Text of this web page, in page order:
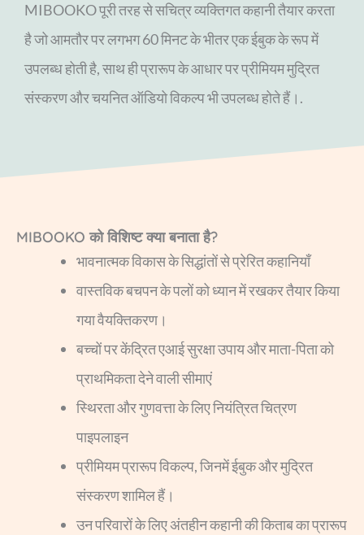
MIBOOKO पूरी तरह से सचित्र व्यक्तिगत कहानी तैयार करता
है जो आमतौर पर लगभग 60 मिनट के भीतर एक ईबुक के रूप में
उपलब्ध होती है, साथ ही प्रारूप के आधार पर प्रीमियम मुद्रित
संस्करण और चयनित ऑडियो विकल्प भी उपलब्ध होते हैं।.
MIBOOKO को विशिष्ट क्या बनाता है?
भावनात्मक विकास के सिद्धांतों से प्रेरित कहानियाँ
वास्तविक बचपन के पलों को ध्यान में रखकर तैयार किया
गया वैयक्तिकरण।
बच्चों पर केंद्रित एआई सुरक्षा उपाय और माता-पिता को
प्राथमिकता देने वाली सीमाएं
स्थिरता और गुणवत्ता के लिए नियंत्रित चित्रण
पाइपलाइन
प्रीमियम प्रारूप विकल्प, जिनमें ईबुक और मुद्रित
संस्करण शामिल हैं।
उन परिवारों के लिए अंतहीन कहानी की किताब का प्रारूप